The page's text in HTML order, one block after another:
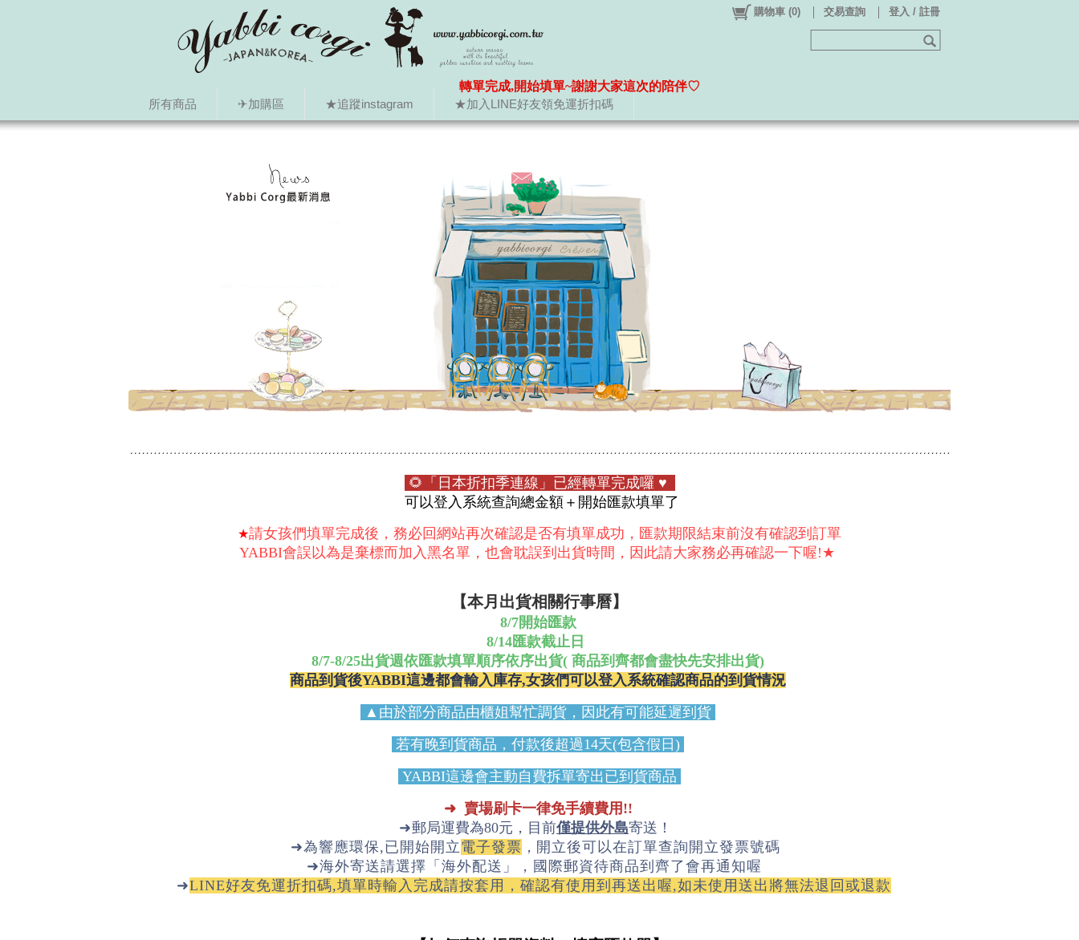
所有商品 ✈加購區 ★追蹤instagram ★加入LINE好友領免運折扣碼
購物車 (0) 交易查詢 登入 / 註冊
轉單完成,開始填單~謝謝大家這次的陪伴♡